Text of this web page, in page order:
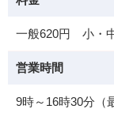
一般620円 小・
営業時間
9時～16時30分（